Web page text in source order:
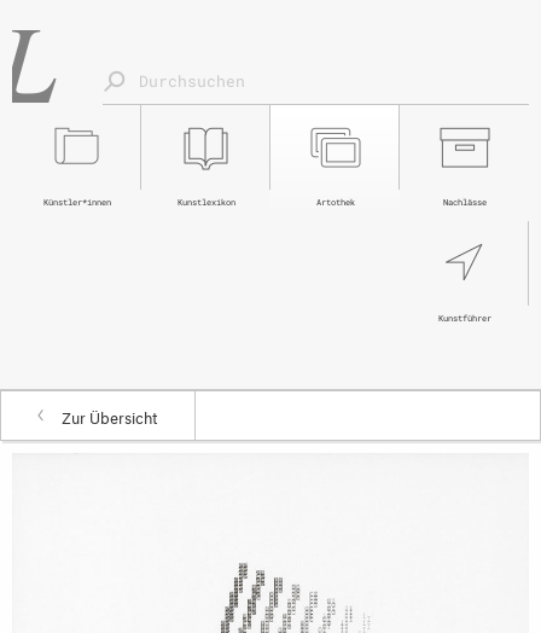
Nachlässe
Artothek
Kunstlexikon
Künstler*innen
Kunstführer
Zur Übersicht